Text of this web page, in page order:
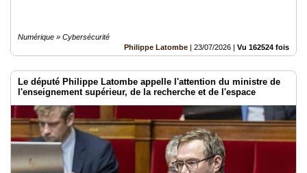
Numérique » Cybersécurité
Philippe Latombe | 23/07/2026 | Vu 162524 fois
Le député Philippe Latombe appelle l'attention du ministre de
l'enseignement supérieur, de la recherche et de l'espace